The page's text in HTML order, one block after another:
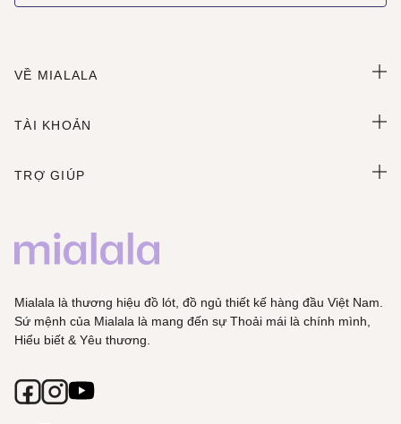
VỀ MIALALA
TÀI KHOẢN
TRỢ GIÚP
Mialala là thương hiệu đồ lót, đồ ngủ thiết kế hàng đầu Việt Nam.
Sứ mệnh của Mialala là mang đến sự Thoải mái là chính mình,
Hiểu biết & Yêu thương.